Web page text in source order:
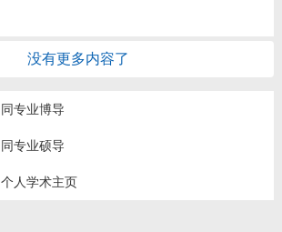
没有更多内容了
同专业博导
同专业硕导
个人学术主页